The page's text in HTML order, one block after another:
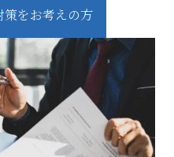
をお考えの方